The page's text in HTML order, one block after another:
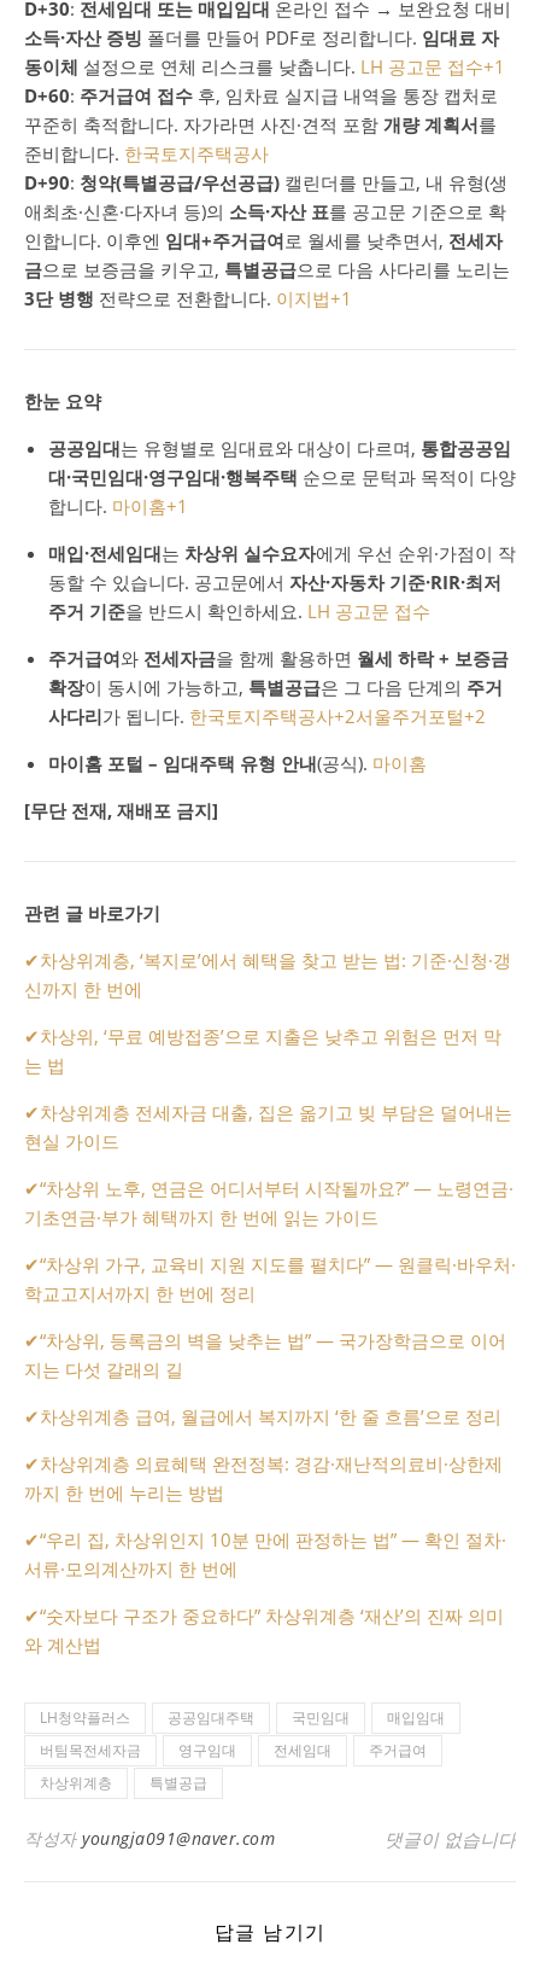
D+30: 전세임대 또는 매입임대 온라인 접수 → 보완요청 대비
소득·자산 증빙 폴더를 만들어 PDF로 정리합니다. 임대료 자
동이체 설정으로 연체 리스크를 낮춥니다. LH 공고문 접수+1
D+60: 주거급여 접수 후, 임차료 실지급 내역을 통장 캡처로
꾸준히 축적합니다. 자가라면 사진·견적 포함 개량 계획서를
준비합니다. 한국토지주택공사
D+90: 청약(특별공급/우선공급) 캘린더를 만들고, 내 유형(생
애최초·신혼·다자녀 등)의 소득·자산 표를 공고문 기준으로 확
인합니다. 이후엔 임대+주거급여로 월세를 낮추면서, 전세자
금으로 보증금을 키우고, 특별공급으로 다음 사다리를 노리는
3단 병행 전략으로 전환합니다. 이지법+1
한눈 요약
공공임대는 유형별로 임대료와 대상이 다르며, 통합공공임
대·국민임대·영구임대·행복주택 순으로 문턱과 목적이 다양
합니다. 마이홈+1
매입·전세임대는 차상위 실수요자에게 우선 순위·가점이 작
동할 수 있습니다. 공고문에서 자산·자동차 기준·RIR·최저
주거 기준을 반드시 확인하세요. LH 공고문 접수
주거급여와 전세자금을 함께 활용하면 월세 하락 + 보증금
확장이 동시에 가능하고, 특별공급은 그 다음 단계의 주거
사다리가 됩니다. 한국토지주택공사+2서울주거포털+2
마이홈 포털 – 임대주택 유형 안내(공식). 마이홈
[무단 전재, 재배포 금지]
관련 글 바로가기
✔차상위계층, ‘복지로’에서 혜택을 찾고 받는 법: 기준·신청·갱
신까지 한 번에
✔차상위, ‘무료 예방접종’으로 지출은 낮추고 위험은 먼저 막
는 법
✔차상위계층 전세자금 대출, 집은 옮기고 빚 부담은 덜어내는
현실 가이드
✔“차상위 노후, 연금은 어디서부터 시작될까요?” — 노령연금·
기초연금·부가 혜택까지 한 번에 읽는 가이드
✔“차상위 가구, 교육비 지원 지도를 펼치다” — 원클릭·바우처·
학교고지서까지 한 번에 정리
✔“차상위, 등록금의 벽을 낮추는 법” — 국가장학금으로 이어
지는 다섯 갈래의 길
✔차상위계층 급여, 월급에서 복지까지 ‘한 줄 흐름’으로 정리
✔차상위계층 의료혜택 완전정복: 경감·재난적의료비·상한제
까지 한 번에 누리는 방법
✔“우리 집, 차상위인지 10분 만에 판정하는 법” — 확인 절차·
서류·모의계산까지 한 번에
✔“숫자보다 구조가 중요하다” 차상위계층 ‘재산’의 진짜 의미
와 계산법
LH청약플러스 공공임대주택 국민임대
매입임대
버팀목전세자금
영구임대 전세임대
주거급여
차상위계층
특별공급
작성자 youngja091@naver.com 댓글이 없습니다
답글 남기기